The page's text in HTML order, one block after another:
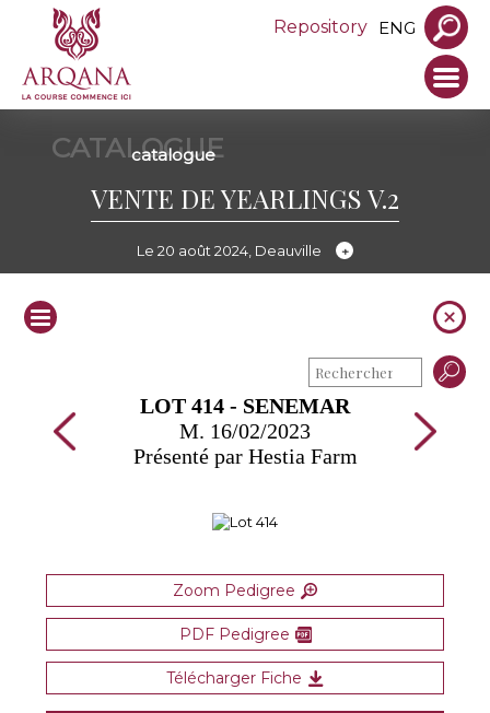
Repository ENG
CATALOGUE
catalogue
VENTE DE YEARLINGS V.2
Le 20 août 2024, Deauville
LOT 414 - SENEMAR
M. 16/02/2023
Présenté par Hestia Farm
Zoom Pedigree
PDF Pedigree
Télécharger Fiche